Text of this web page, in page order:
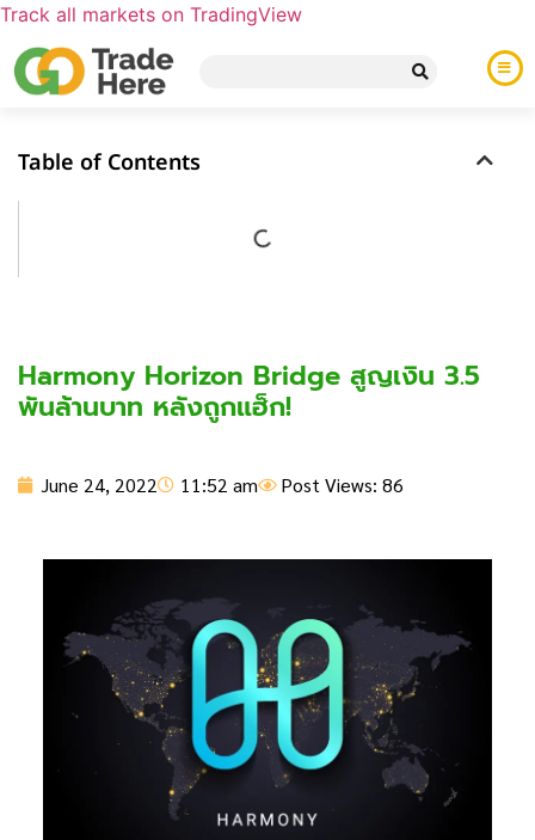
Track all markets on TradingView
Table of Contents
Harmony Horizon Bridge สูญเงิน 3.5
พันล้านบาท หลังถูกแฮ็ก!
June 24, 2022 11:52 am Post Views: 86